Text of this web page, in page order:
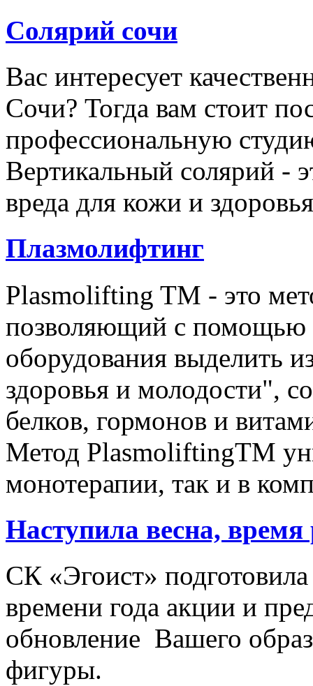
Солярий сочи
Вас интересует
Сочи? Тогда вам стоит
профессиональную
Вертикальный солярий -
вреда для кожи и
Плазмолифтинг
Plasmolifting TM - это
позволяющий с помощью
оборудования выделить
здоровья и молодости",
белков, гормонов и
Метод PlasmoliftingTM
монотерапии, так и в
Наступила весна,
СК «Эгоист»
времени года акции и
обновление Вашего
фигуры.